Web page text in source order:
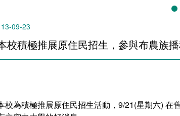
09-23
校積極推展原住民招生，參與布農族
校為積極推展原住民招生活動，9/21(星期六)